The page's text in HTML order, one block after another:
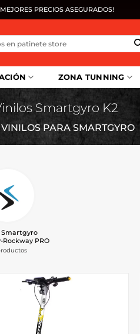
PRECIOS ASEGURADOS!
ZONA TUNNING
Smartgyro K2
VINILOS PARA SMARTGYRO
Smartgyro
Rockway PRO